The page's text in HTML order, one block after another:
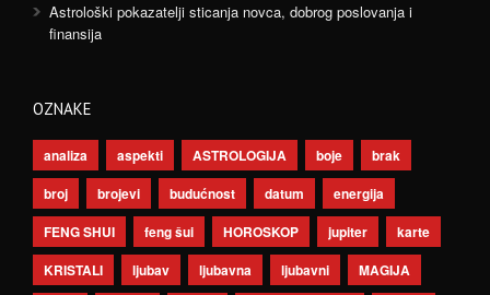
Astrološki pokazatelji sticanja novca, dobrog poslovanja i
finansija
OZNAKE
analiza aspekti ASTROLOGIJA boje
brak
broj
brojevi budućnost datum
energija
FENG SHUI
feng šui HOROSKOP jupiter
karte
KRISTALI
ljubav ljubavna ljubavni
MAGIJA